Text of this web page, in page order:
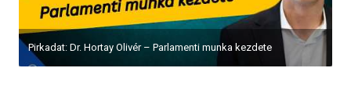
Pirkadat: Dr. Hortay Olivér – Parlamenti munka kezdete